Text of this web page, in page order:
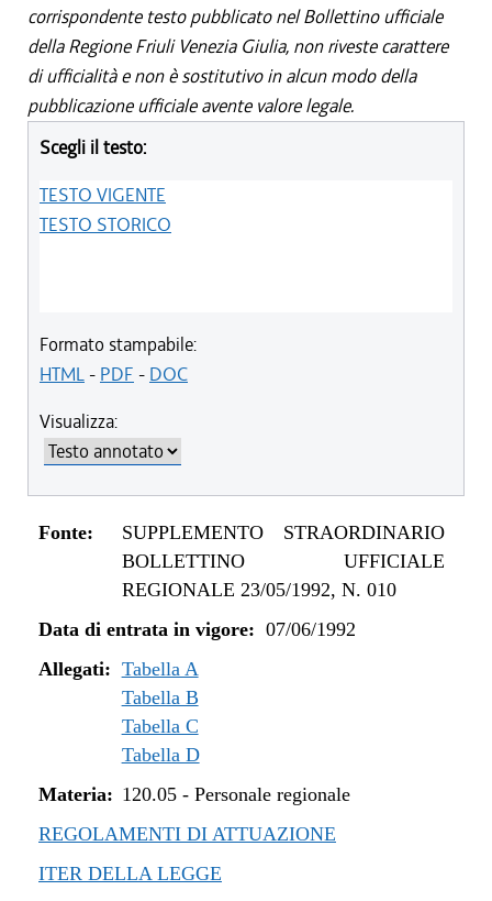
corrispondente testo pubblicato nel Bollettino ufficiale
della Regione Friuli Venezia Giulia, non riveste carattere
di ufficialità e non è sostitutivo in alcun modo della
pubblicazione ufficiale avente valore legale.
Scegli il testo:
TESTO VIGENTE
TESTO STORICO
Formato stampabile:
HTML- PDF - DOC
Visualizza:
Fonte:
SUPPLEMENTO STRAORDINARIO
BOLLETTINO UFFICIALE
REGIONALE 23/05/1992, N. 010
Data di entrata in vigore: 07/06/1992
Allegati: Tabella A
Tabella B
Tabella C
Tabella D
Materia: 120.05- Personale regionale
REGOLAMENTI DI ATTUAZIONE
ITER DELLA LEGGE